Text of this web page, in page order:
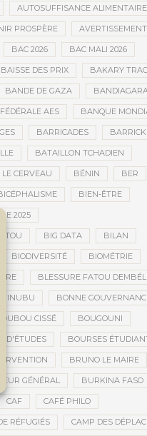
AUTOSUFFISANCE ALIMENTAIRE
PROSPÈRE AVERTISSEMENT
BAC 2026 BAC MALI 2026
BAISSE DES PRIX BAKARY
BANDE DE GAZA
AES BANQUE
BARRICADES BARRICK
BATAILLON TCHADIEN
CERVEAU BÉNIN BER
BIEN-ÊTRE
2025
BIG DATA BILAN
BIODIVERSITÉ BIOMÉTRIE
BLESSURE FATOU
TINUBU BONNE
BOUBOU CISSÉ BOUGOUNI
D'ÉTUDES BOURSES
BRUNO LE MAIRE
GÉNÉRAL BURKINA FASO
CAF CAFÉ PHILO
RÉFUGIÉS CAMP DES